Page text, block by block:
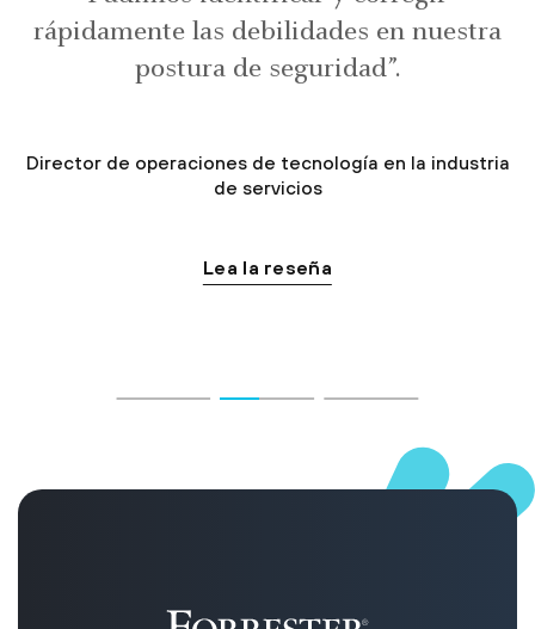
rápidamente las debilidades en nuestra
postura de seguridad”.
Director de operaciones de tecnología en la industria
de servicios
Lea la reseña